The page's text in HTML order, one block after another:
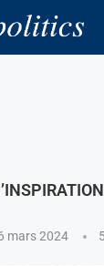
mars 2024